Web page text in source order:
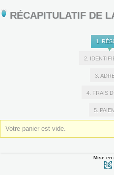
RÉCAPITULATIF DE
1.
2.
3.
4. FRAIS
5.
Votre panier est vide.
Mise en